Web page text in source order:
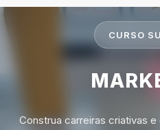
CURSO
Construa carreiras criativas